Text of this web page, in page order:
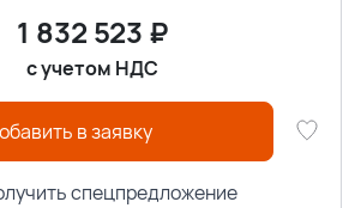
1 832 523 ₽
с учетом НДС
в заявку
спецпредложение